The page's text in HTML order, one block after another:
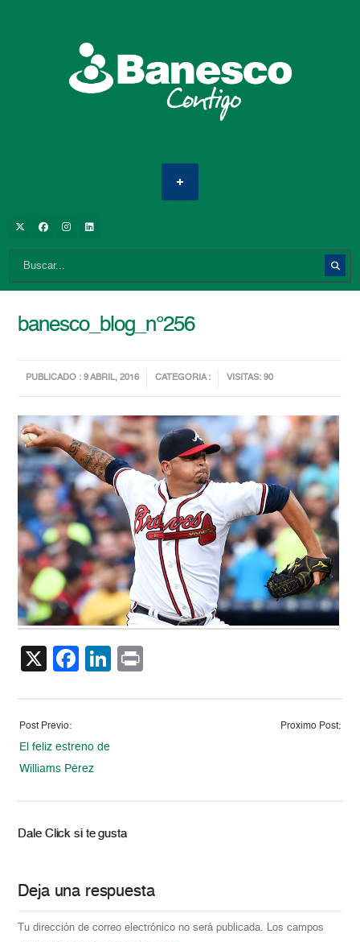
banesco_blog_n°256
PUBLICADO : 9 ABRIL, 2016 CATEGORIA : VISITAS: 90
X Facebook
LinkedIn
Post Previo:
El feliz estreno de
Williams Pérez
Proximo Post:
Dale Click si te gusta
Deja una respuesta
Tu dirección de correo electrónico no será publicada. Los campos